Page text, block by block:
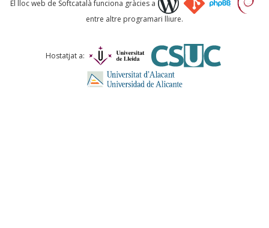
Comentari *
El lloc web de Softcatalà funciona gràcies a
entre altre programari lliure.
Hostatjat a: